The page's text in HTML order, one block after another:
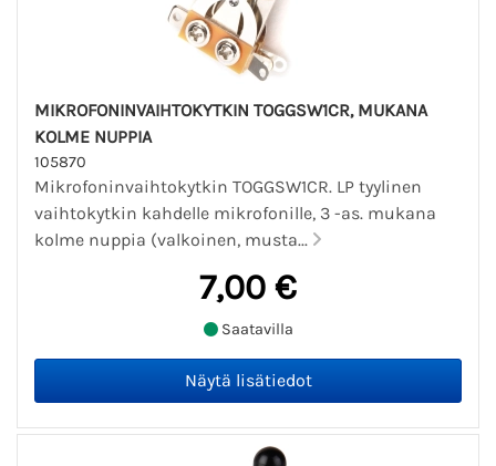
MIKROFONINVAIHTOKYTKIN TOGGSW1CR, MUKANA
KOLME NUPPIA
105870
Mikrofoninvaihtokytkin TOGGSW1CR. LP tyylinen
vaihtokytkin kahdelle mikrofonille, 3 -as. mukana
kolme nuppia (valkoinen, musta...
7,00 €
Saatavilla